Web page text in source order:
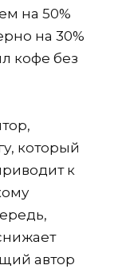
на 50%
на 30%
кофе без
который
к
автор